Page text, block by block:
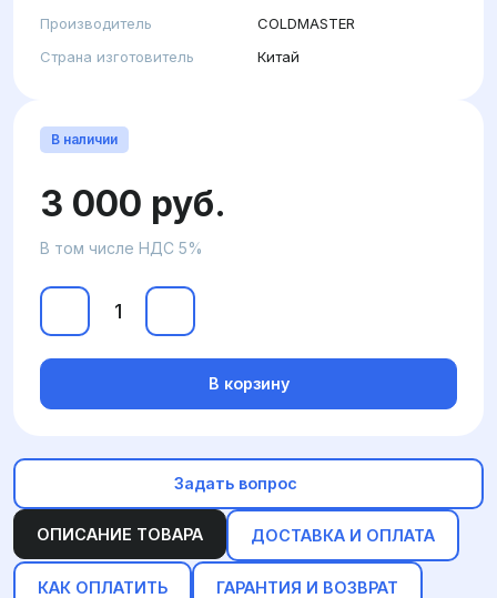
Производитель
COLDMASTER
Страна изготовитель
Китай
ОПИСАНИЕ ТОВАРА ДОСТАВКА И ОПЛАТА
КАК ОПЛАТИТЬ ГАРАНТИЯ И ВОЗВРАТ
В наличии
3 000 руб.
В том числе НДС 5%
В корзину
Задать вопрос